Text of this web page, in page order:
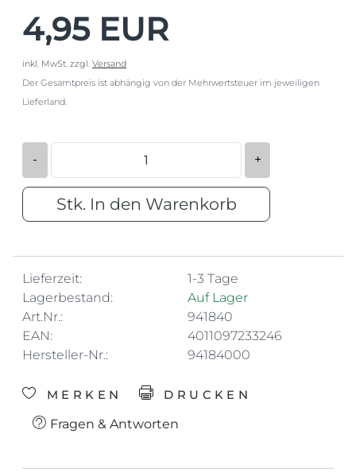
4,95 EUR
inkl. MwSt. zzgl. Versand
Der Gesamtpreis ist abhängig von der Mehrwertsteuer im jeweiligen
Lieferland.
- +
Stk. In den Warenkorb
Lieferzeit:
1-3 Tage
Lagerbestand:
Auf Lager
Art.Nr.:
941840
EAN:
4011097233246
Hersteller-Nr.:
94184000
MERKEN DRUCKEN
Fragen & Antworten